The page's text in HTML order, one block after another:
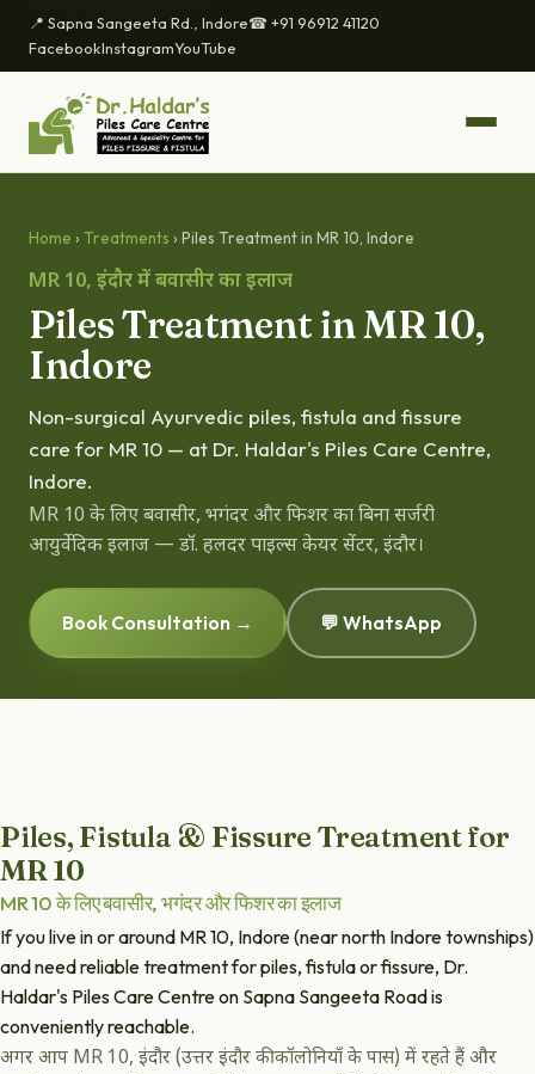
📍 Sapna Sangeeta Rd., Indore☎ +91 96912 41120
FacebookInstagramYouTube
Home › Treatments › Piles Treatment in MR 10, Indore
MR 10, इंदौर में बवासीर का इलाज
Piles Treatment in MR 10,
Indore
Non-surgical Ayurvedic piles, fistula and fissure
care for MR 10 — at Dr. Haldar's Piles Care Centre,
Indore.
MR 10 के लिए बवासीर, भगंदर और फिशर का बिना सर्जरी
आयुर्वेदिक इलाज — डॉ. हलदर पाइल्स केयर सेंटर, इंदौर।
Book Consultation → 💬 WhatsApp
Piles, Fistula & Fissure Treatment for
MR 10
MR 10 के लिए बवासीर, भगंदर और फिशर का इलाज
If you live in or around MR 10, Indore (near north Indore townships)
and need reliable treatment for piles, fistula or fissure, Dr.
Haldar's Piles Care Centre on Sapna Sangeeta Road is
conveniently reachable.
अगर आप MR 10, इंदौर (उत्तर इंदौर की कॉलोनियाँ के पास) में रहते हैं और